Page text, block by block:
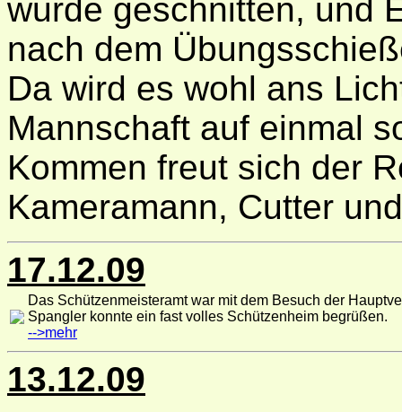
wurde geschnitten, und
nach dem
Da wird es wohl ans
Mannschaft auf einmal
Kommen freut sich der
Kameramann, Cutter
17.12.09
Das Schützenmeisteramt war mit dem Besuch der
Spangler konnte ein fast volles Schützenheim begrüßen.
-->mehr
13.12.09